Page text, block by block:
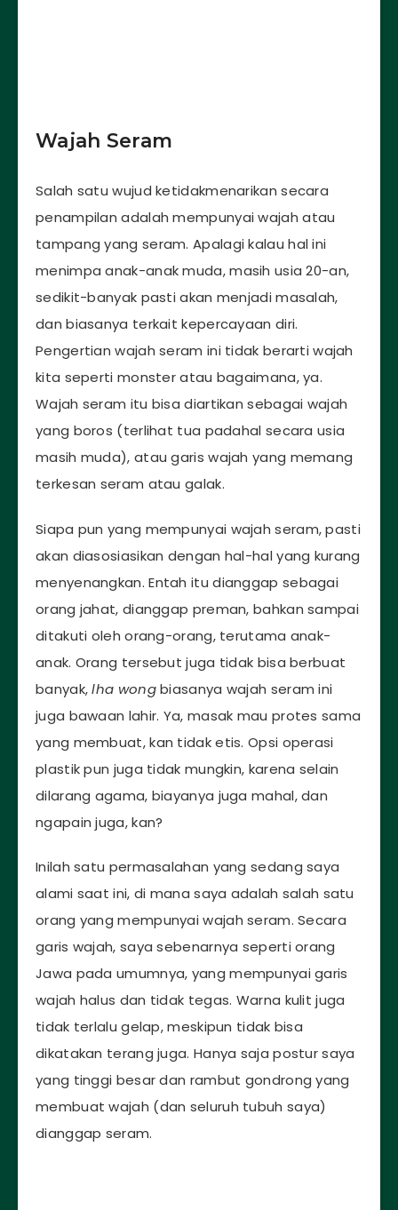
Wajah Seram
Salah satu wujud ketidakmenarikan secara
penampilan adalah mempunyai wajah atau
tampang yang seram. Apalagi kalau hal ini
menimpa anak-anak muda, masih usia 20-an,
sedikit-banyak pasti akan menjadi masalah,
dan biasanya terkait kepercayaan diri.
Pengertian wajah seram ini tidak berarti wajah
kita seperti monster atau bagaimana, ya.
Wajah seram itu bisa diartikan sebagai wajah
yang boros (terlihat tua padahal secara usia
masih muda), atau garis wajah yang memang
terkesan seram atau galak.
Siapa pun yang mempunyai wajah seram, pasti
akan diasosiasikan dengan hal-hal yang kurang
menyenangkan. Entah itu dianggap sebagai
orang jahat, dianggap preman, bahkan sampai
ditakuti oleh orang-orang, terutama anak-
anak. Orang tersebut juga tidak bisa berbuat
banyak,lha wongbiasanya wajah seram ini
juga bawaan lahir. Ya, masak mau protes sama
yang membuat, kan tidak etis. Opsi operasi
plastik pun juga tidak mungkin, karena selain
dilarang agama, biayanya juga mahal, dan
ngapain juga, kan?
Inilah satu permasalahan yang sedang saya
alami saat ini, di mana saya adalah salah satu
orang yang mempunyai wajah seram. Secara
garis wajah, saya sebenarnya seperti orang
Jawa pada umumnya, yang mempunyai garis
wajah halus dan tidak tegas. Warna kulit juga
tidak terlalu gelap, meskipun tidak bisa
dikatakan terang juga. Hanya saja postur saya
yang tinggi besar dan rambut gondrong yang
membuat wajah (dan seluruh tubuh saya)
dianggap seram.